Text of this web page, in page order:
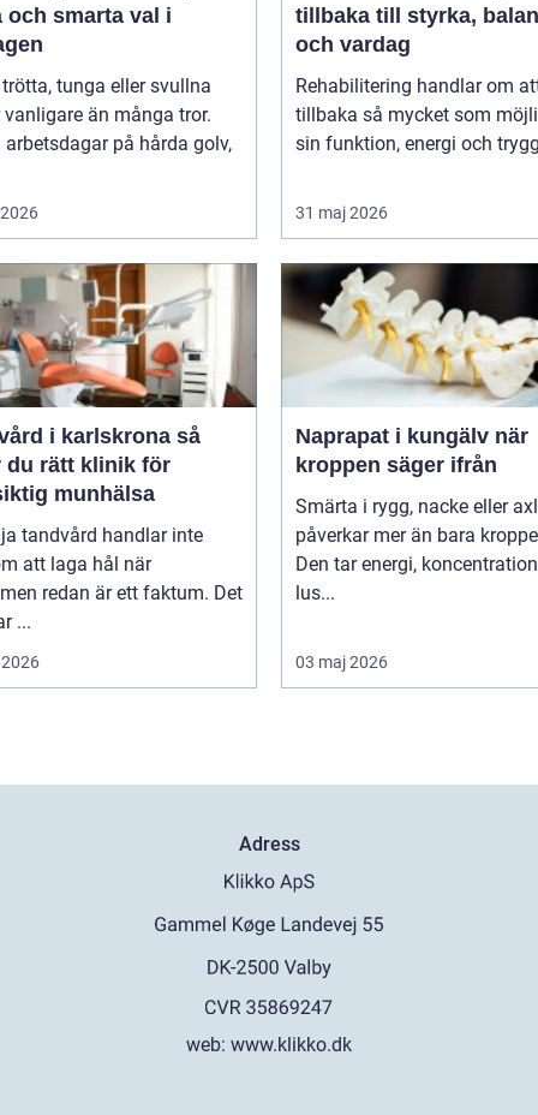
och smarta val i
tunga eller svullna
vanligare än många tror.
arbetsdagar på hårda golv,
tillbaka till styrka,
och vardag
Rehabilitering handlar om
tillbaka så mycket som
sin funktion, energi och
31 maj 2026
i karlskrona så
du rätt klinik för
munhälsa
tandvård handlar inte
att laga hål när
redan är ett faktum. Det
...
Naprapat i kungälv när
kroppen säger ifrån
Smärta i rygg, nacke eller
påverkar mer än bara
Den tar energi,
lus...
03 maj 2026
Adress
web: www.klikko.dk